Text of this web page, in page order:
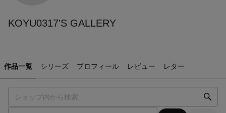
KOYU0317'S GALLERY
作品一覧 シリーズ プロフィール レビュー レター